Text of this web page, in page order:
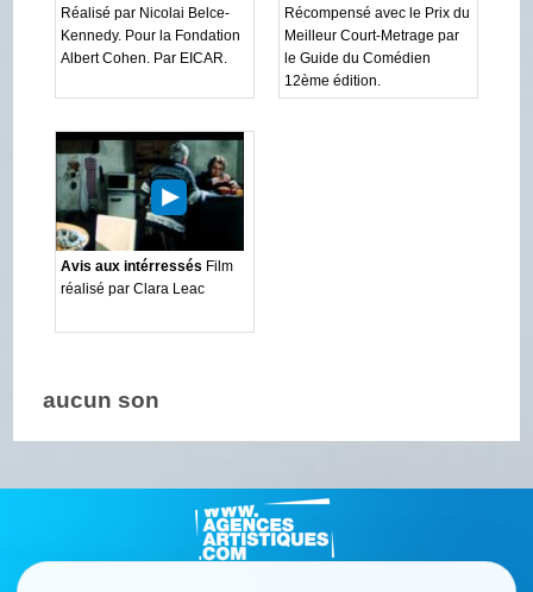
Réalisé par Nicolai Belce-
Kennedy. Pour la Fondation
Albert Cohen. Par EICAR.
Récompensé avec le Prix du
Meilleur Court-Metrage par
le Guide du Comédien
12ème édition.
Avis aux intérressés Film
réalisé par Clara Leac
aucun son